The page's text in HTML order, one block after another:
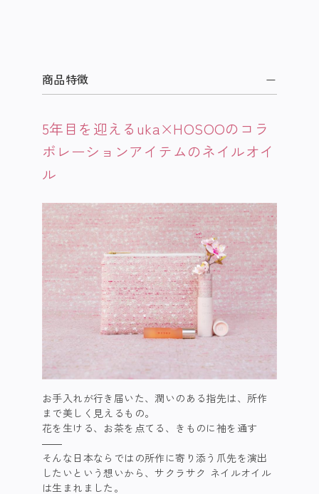
商品特徴
5年目を迎えるuka×HOSOOのコラ
ボレーションアイテムのネイルオイ
ル
お手入れが行き届いた、潤いのある指先は、所作
まで美しく見えるもの。​
花を生ける、お茶を点てる、きものに袖を通す
――​
そんな日本ならではの所作に寄り添う爪先を演出
したいという想いから、サクラサク ネイルオイル
は生まれました。​